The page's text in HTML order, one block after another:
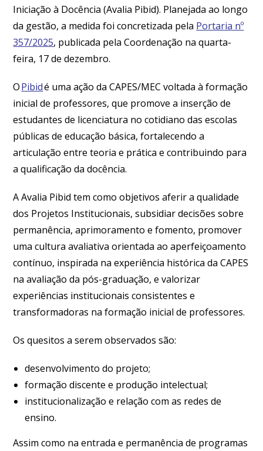
Iniciação à Docência (Avalia Pibid). Planejada ao longo
da gestão, a medida foi concretizada pela Portaria nº
357/2025, publicada pela Coordenação na quarta-
feira, 17 de dezembro.
OPibidé uma ação da CAPES/MEC voltada à formação
inicial de professores, que promove a inserção de
estudantes de licenciatura no cotidiano das escolas
públicas de educação básica, fortalecendo a
articulação entre teoria e prática e contribuindo para
a qualificação da docência.
A Avalia Pibid tem como objetivos aferir a qualidade
dos Projetos Institucionais, subsidiar decisões sobre
permanência, aprimoramento e fomento, promover
uma cultura avaliativa orientada ao aperfeiçoamento
contínuo, inspirada na experiência histórica da CAPES
na avaliação da pós-graduação, e valorizar
experiências institucionais consistentes e
transformadoras na formação inicial de professores.
Os quesitos a serem observados são:
desenvolvimento do projeto;
formação discente e produção intelectual;
institucionalização e relação com as redes de
ensino.
Assim como na entrada e permanência de programas